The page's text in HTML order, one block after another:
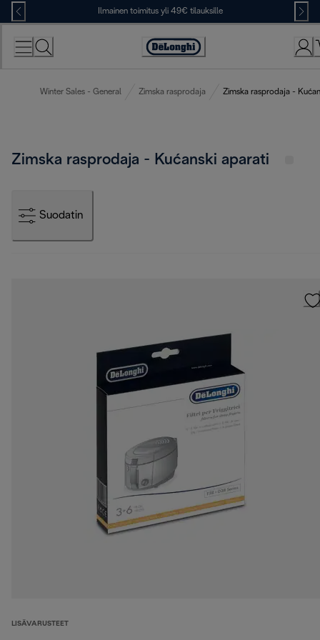
Skip
to
Content
Ilmainen toimitus yli 49€ tilauksille
Accessibility
Winter Sales - General Zimska rasprodaja Zimska rasprodaja -
Zimska rasprodaja - Kućanski aparati
Suodatin
LISÄVARUSTEET